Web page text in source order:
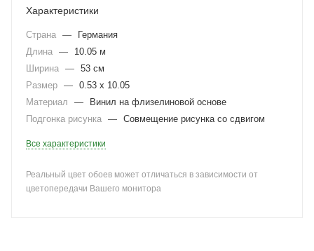
Характеристики
Страна —
Германия
Длина —
10.05 м
Ширина — 53 см
Размер — 0.53 x 10.05
Материал
—
Винил на флизелиновой основе
Подгонка рисунка — Совмещение рисунка со сдвигом
Все характеристики
Реальный цвет обоев может отличаться в зависимости от
цветопередачи Вашего монитора